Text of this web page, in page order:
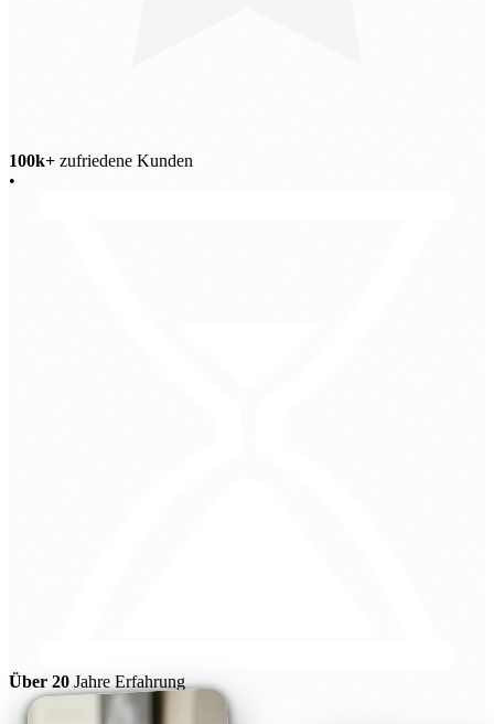
100k+ zufriedene Kunden
•
Über 20 Jahre Erfahrung